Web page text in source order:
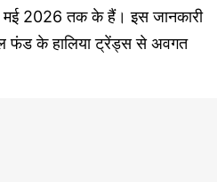
2026 तक के हैं। इस जानकारी
फंड के हालिया ट्रेंड्स से अवगत